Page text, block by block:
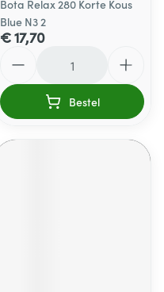
Bota Relax 280 Korte Kous
Blue N3 2
€ 17,70
Bestel